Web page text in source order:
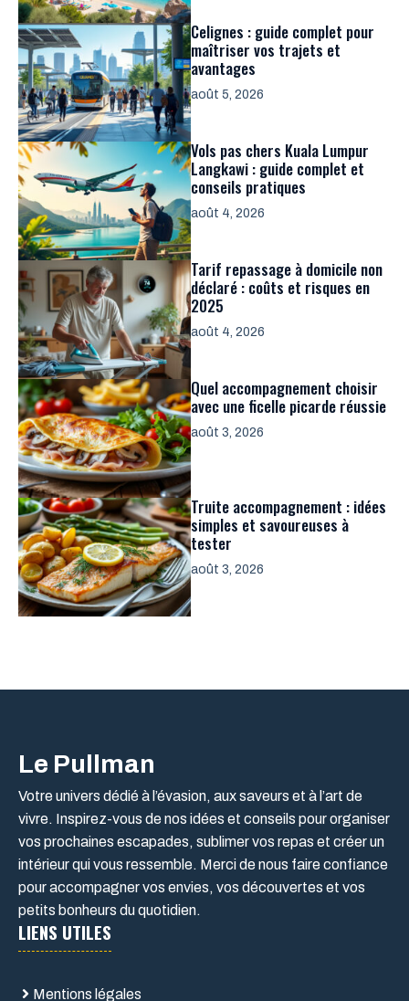
Celignes : guide complet pour
maîtriser vos trajets et
avantages
août 5, 2026
Vols pas chers Kuala Lumpur
Langkawi : guide complet et
conseils pratiques
août 4, 2026
Tarif repassage à domicile non
déclaré : coûts et risques en
2025
août 4, 2026
Quel accompagnement choisir
avec une ficelle picarde réussie
août 3, 2026
Truite accompagnement : idées
simples et savoureuses à
tester
août 3, 2026
Le Pullman
Votre univers dédié à l’évasion, aux saveurs et à l’art de
vivre. Inspirez-vous de nos idées et conseils pour organiser
vos prochaines escapades, sublimer vos repas et créer un
intérieur qui vous ressemble. Merci de nous faire confiance
pour accompagner vos envies, vos découvertes et vos
petits bonheurs du quotidien.
LIENS UTILES
Mentions légales